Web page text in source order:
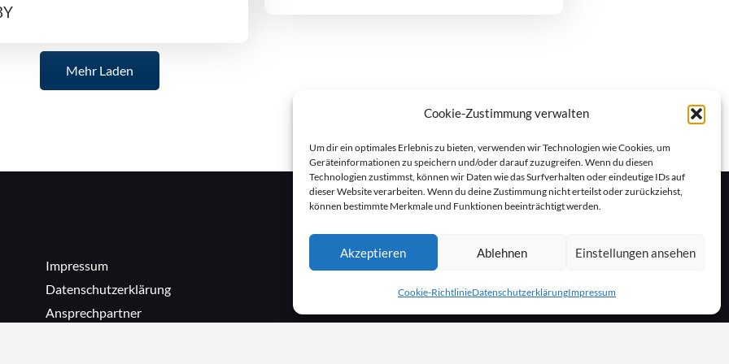
Cookie-Zustimmung verwalten
Um dir ein optimales Erlebnis zu bieten, verwenden wir Technologien wie Cookies, um
Geräteinformationen zu speichern und/oder darauf zuzugreifen. Wenn du diesen
Technologien zustimmst, können wir Daten wie das Surfverhalten oder eindeutige IDs auf
dieser Website verarbeiten. Wenn du deine Zustimmung nicht erteilst oder zurückziehst,
können bestimmte Merkmale und Funktionen beeinträchtigt werden.
Akzeptieren Ablehnen Einstellungen ansehen
Cookie-RichtlinieDatenschutzerklärungImpressum
Mehr Laden
Impressum
Datenschutzerklärung
Ansprechpartner